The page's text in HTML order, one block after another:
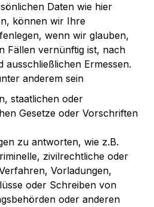
Daten wie hier
können wir Ihre
wenn wir glauben,
Fällen vernünftig ist, nach
ausschließlichen Ermessen.
anderem sein
staatlichen oder
Gesetze oder Vorschriften
zu antworten, wie z.B.
zivilrechtliche oder
Vorladungen,
oder Schreiben von
oder anderen